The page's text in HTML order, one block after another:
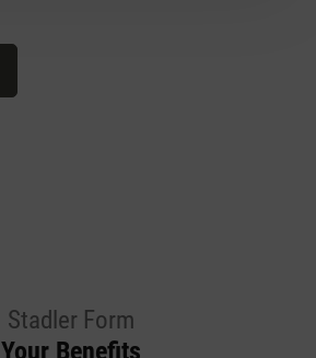
Stadler Form
Your Benefits